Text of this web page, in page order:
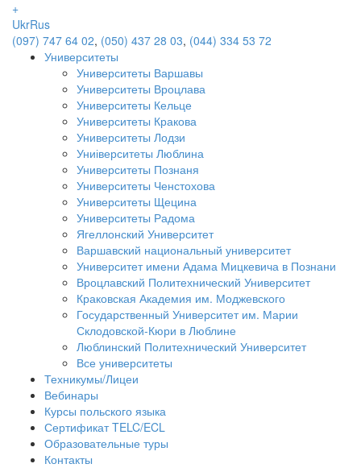
+
UkrRus
(097) 747 64 02, (050) 437 28 03, (044) 334 53 72
Университеты
Университеты Варшавы
Университеты Вроцлава
Университеты Кельце
Университеты Кракова
Университеты Лодзи
Униіверситеты Люблина
Университеты Познаня
Университеты Ченстохова
Университеты Щецина
Университеты Радома
Ягеллонский Университет
Варшавский национальный университет
Университет имени Адама Мицкевича в Познани
Вроцлавский Политехнический Университет
Краковская Академия им. Моджевского
Государственный Университет им. Марии
Склодовской-Кюри в Люблине
Люблинский Политехнический Университет
Все университеты
Техникумы/Лицеи
Вебинары
Курсы польского языка
Сертификат TELC/ECL
Образовательные туры
Контакты